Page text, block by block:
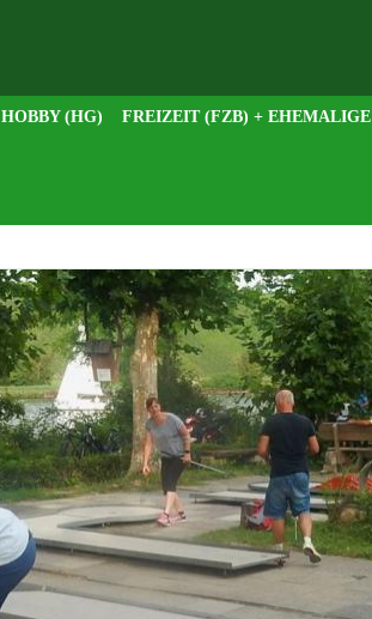
HOBBY (HG) FREIZEIT (FZB) + EHEMALIGE